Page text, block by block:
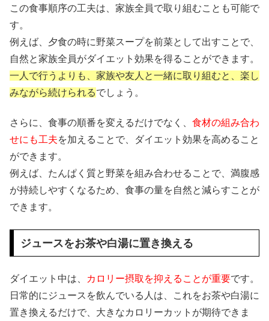
この食事順序の工夫は、家族全員で取り組むことも可能で
す。
例えば、夕食の時に野菜スープを前菜として出すことで、
自然と家族全員がダイエット効果を得ることができます。
一人で行うよりも、家族や友人と一緒に取り組むと、楽し
みながら続けられるでしょう。
さらに、食事の順番を変えるだけでなく、 食材の組み合わ
せにも工夫を加えることで、ダイエット効果を高めること
ができます。
例えば、たんぱく質と野菜を組み合わせることで、満腹感
が持続しやすくなるため、食事の量を自然と減らすことが
できます。
ジュースをお茶や白湯に置き換える
ダイエット中は、 カロリー摂取を抑えることが重要です。
日常的にジュースを飲んでいる人は、これをお茶や白湯に
置き換えるだけで、大きなカロリーカットが期待できま